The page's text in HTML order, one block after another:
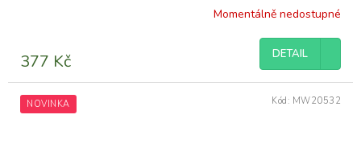
Momentálně nedostupné
377 Kč DETAIL
NOVINKA Kód: MW20532